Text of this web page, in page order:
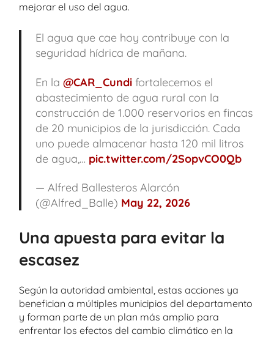
mejorar el uso del agua.
El agua que cae hoy contribuye con la
seguridad hídrica de mañana.
En la @CAR_Cundifortalecemos el
abastecimiento de agua rural con la
construcción de 1.000 reservorios en fincas
de 20 municipios de la jurisdicción. Cada
uno puede almacenar hasta 120 mil litros
de agua,… pic.twitter.com/2SopvCO0Qb
— Alfred Ballesteros Alarcón
(@Alfred_Balle) May 22, 2026
Una apuesta para evitar la
escasez
Según la autoridad ambiental, estas acciones ya
benefician a múltiples municipios del departamento
y forman parte de un plan más amplio para
enfrentar los efectos del cambio climático en la